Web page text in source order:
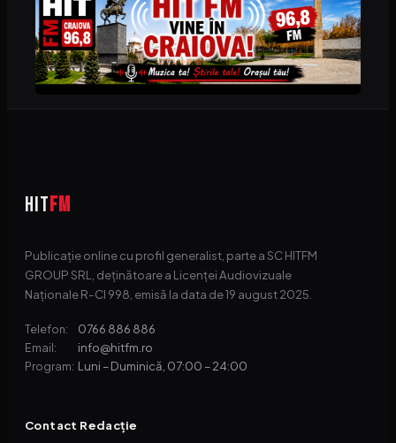
HITFM
Publicație online cu profil generalist, parte a SC HITFM
GROUP SRL, deținătoare a Licenței Audiovizuale
Naționale R-CI 998, emisă la data de 19 august 2025.
Telefon: 0766 886 886
Email: info@hitfm.ro
Program: Luni – Duminică, 07:00 – 24:00
Contact Redacție